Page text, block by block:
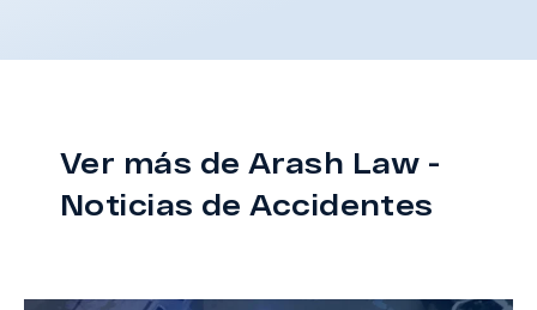
Ver más de Arash Law -
Noticias de Accidentes